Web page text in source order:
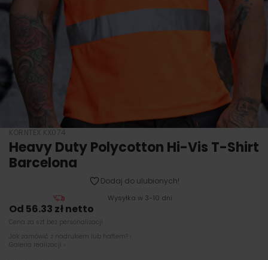
KORNTEX KX074
Heavy Duty Polycotton Hi-Vis T-Shirt
Barcelona
Dodaj do ulubionych!
Wysyłka w 3-10 dni
Od 56.33 zł netto
Cena za szt bez personalizacji
Jak zamówić z nadrukiem lub haftem? ›
Galeria realizacji ›